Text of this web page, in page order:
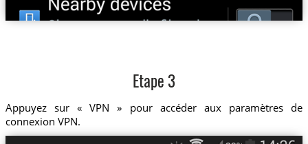
Etape 3
Appuyez sur « VPN » pour accéder aux paramètres de
connexion VPN.